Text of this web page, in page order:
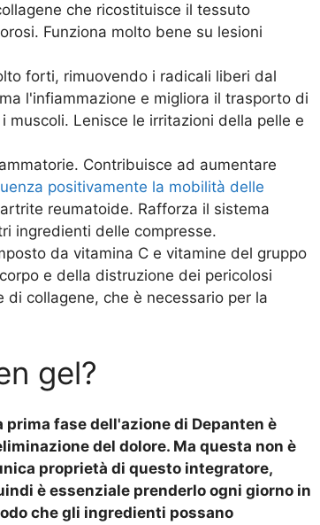
che ricostituisce il tessuto
Funziona molto bene su lesioni
forti, rimuovendo i radicali liberi dal
l'infiammazione e migliora il trasporto di
Lenisce le irritazioni della pelle e
Contribuisce ad aumentare
positivamente la mobilità delle
reumatoide. Rafforza il sistema
ingredienti delle compresse.
da vitamina C e vitamine del gruppo
e della distruzione dei pericolosi
collagene, che è necessario per la
gel?
prima fase dell'azione di Depanten è
del dolore. Ma questa non è
proprietà di questo integratore,
è essenziale prenderlo ogni giorno in
che gli ingredienti possano